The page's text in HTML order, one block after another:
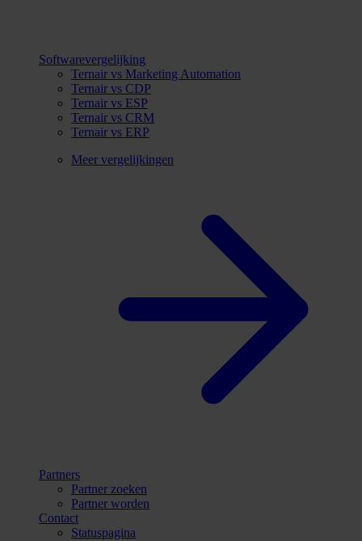
Softwarevergelijking
Ternair vs Marketing Automation
Ternair vs CDP
Ternair vs ESP
Ternair vs CRM
Ternair vs ERP
Meer vergelijkingen
Partners
Partner zoeken
Partner worden
Contact
Statuspagina